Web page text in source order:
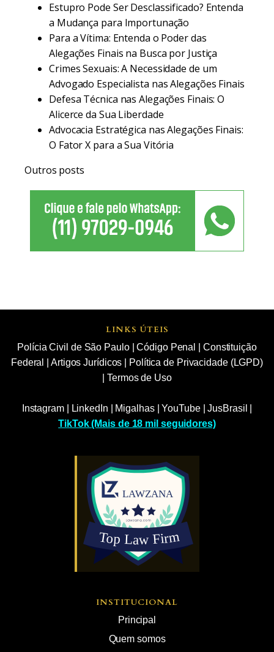
Estupro Pode Ser Desclassificado? Entenda
a Mudança para Importunação
Para a Vítima: Entenda o Poder das
Alegações Finais na Busca por Justiça
Crimes Sexuais: A Necessidade de um
Advogado Especialista nas Alegações Finais
Defesa Técnica nas Alegações Finais: O
Alicerce da Sua Liberdade
Advocacia Estratégica nas Alegações Finais:
O Fator X para a Sua Vitória
Outros posts
LINKS ÚTEIS
Polícia Civil de São Paulo|Código Penal
Constituição
Federal
Artigos Jurídicos
Política de Privacidade (LGPD)
|Termos de Uso
Instagram| LinkedIn Migalhas|YouTube|JusBrasil
TikTok (Mais de 18 mil seguidores)
INSTITUCIONAL
Principal
Quem somos